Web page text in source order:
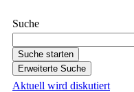
Suche
Aktuell wird diskutiert